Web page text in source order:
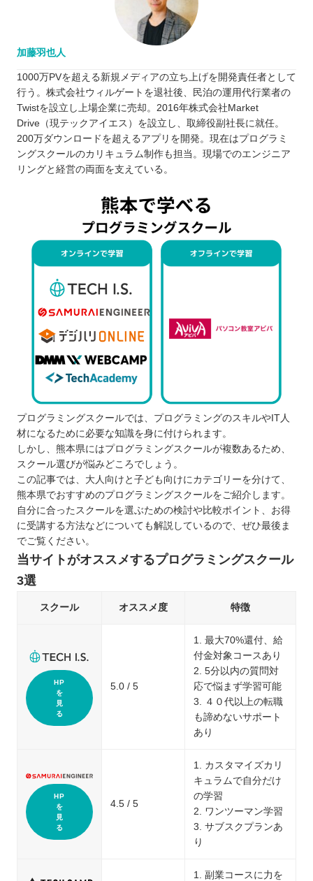
加藤羽也人
1000万PVを超える新規メディアの立ち上げを開発責任者として
行う。株式会社ウィルゲートを退社後、民泊の運用代行業者の
Twistを設立し上場企業に売却。2016年株式会社Market
Drive（現テックアイエス）を設立し、取締役副社長に就任。
200万ダウンロードを超えるアプリを開発。現在はプログラミ
ングスクールのカリキュラム制作も担当。現場でのエンジニア
リングと経営の両面を支えている。
プログラミングスクールでは、プログラミングのスキルやIT人
材になるために必要な知識を身に付けられます。
しかし、熊本県にはプログラミングスクールが複数あるため、
スクール選びが悩みどころでしょう。
この記事では、大人向けと子ども向けにカテゴリーを分けて、
熊本県でおすすめのプログラミングスクールをご紹介します。
自分に合ったスクールを選ぶための検討や比較ポイント、お得
に受講する方法などについても解説しているので、ぜひ最後ま
でご覧ください。
当サイトがオススメするプログラミングスクール
3選
スクール オススメ度 特徴
HP
を
見
る
5.0 / 5
1. 最大70%還付、給
付金対象コースあり
2. 5分以内の質問対
応で悩まず学習可能
3. ４０代以上の転職
も諦めないサポート
あり
HP
を
見
る
4.5 / 5
1. カスタマイズカリ
キュラムで自分だけ
の学習
2. ワンツーマン学習
3. サブスクプランあ
り
1. 副業コースに力を